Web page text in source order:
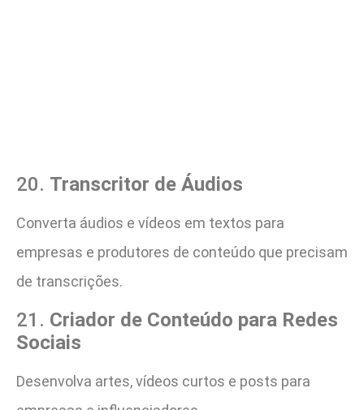
20. Transcritor de Áudios
Converta áudios e vídeos em textos para
empresas e produtores de conteúdo que precisam
de transcrições.
21. Criador de Conteúdo para Redes
Sociais
Desenvolva artes, vídeos curtos e posts para